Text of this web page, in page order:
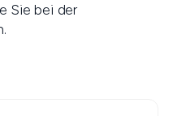
Sie bei der